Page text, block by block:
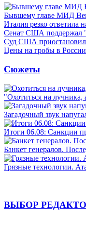
Бывшему главе МИД
Италия резко ответила
Сенат США поддержал
Суд США приостановил
Цены на гробы в
Сюжеты
"Охотиться на лучника,
Загадочный звук
Итоги 06.08: Санкции
Банкет генералов.
Грязные технологии.
ВЫБОР